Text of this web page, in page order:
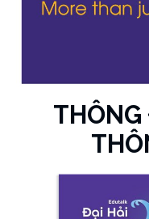
THÔNG